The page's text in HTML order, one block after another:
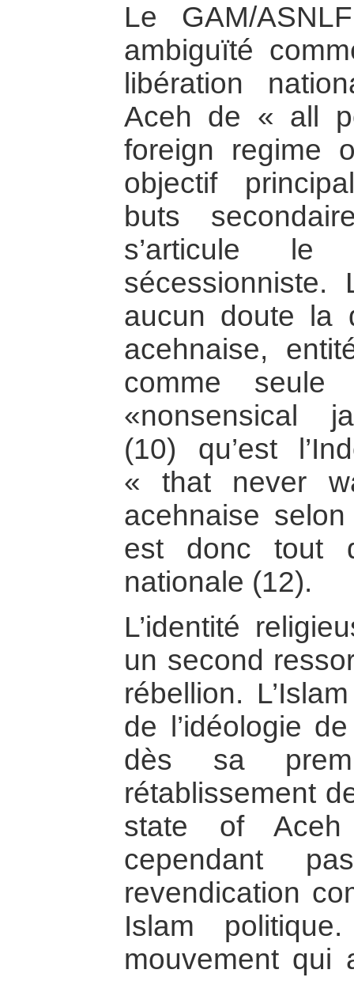
Le GAM/
ambiguïté
libération
Aceh de « all
foreign regime
objectif
buts
s’articule le
aucun doute la
acehnaise,
comme
«nonsensical
(10) qu’est
« that never
acehnaise
est donc tout
nationale (12).
L’identité
un second
rébellion.
de l’idéologie
dès sa
rétablissement
state of
cependant
revendication
Islam
mouvement qui